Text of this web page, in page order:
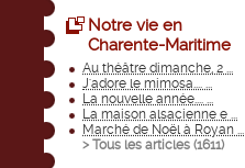
Notre vie en
Charente-Maritime
Au théâtre dimanche, 2 ...
J'adore le mimosa.... ...
La nouvelle année.... ...
La maison alsacienne e ...
Marché de Noël à Royan ...
> Tous les articles (1611)